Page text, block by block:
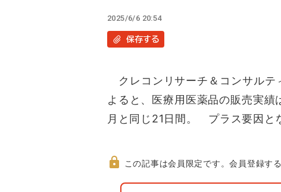
2025/6/6 20:54
保存する
クレコンリサーチ＆コンサルテ
よると、医療用医薬品の販売実績
月と同じ21日間。 プラス要因
この記事は会員限定です。会員登録す